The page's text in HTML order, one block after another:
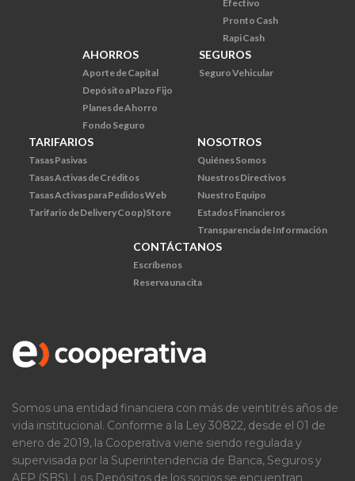
Efectivo
Pronto Cash
Rapi Cash
AHORROS
Aporte de Capital
Depósito a Plazo Fijo
Planes de Ahorro
Fondo Seguro
SEGUROS
Seguro Vehicular
TARIFARIOS
Tasas Pasivas
Tasas Activas de Créditos
Tasas Activas para Pedidos Web
Tarifario de Delivery Coop)Store
NOSOTROS
Quiénes Somos
Nuestros Directivos
Nuestro Equipo
Estados Financieros
Transparencia de Información
CONTÁCTANOS
Escríbenos
Reserva una cita
Somos una entidad financiera con más de veintitrés años de
vida institucional. Conforme a la Ley 30822, desde el 01 de
enero de 2019, la Cooperativa viene siendo regulada y
supervisada por la Superintendencia de Banca, Seguros y
AFP (SBS). Los Depósitos de los socios se encuentran